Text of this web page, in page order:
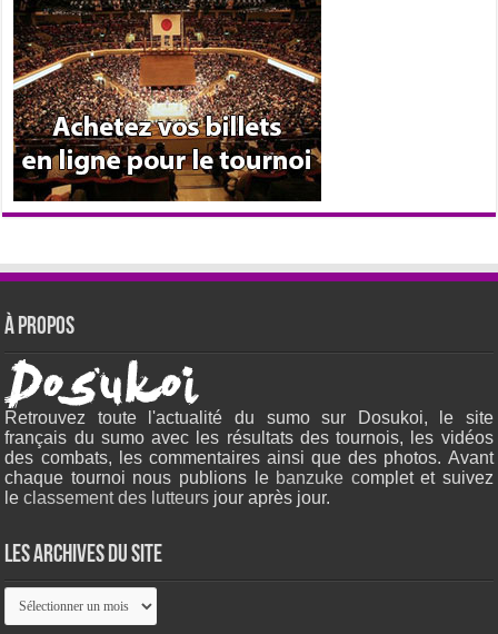
À propos
Retrouvez toute l'actualité du sumo sur Dosukoi, le site
français du sumo avec les résultats des tournois, les vidéos
des combats, les commentaires ainsi que des photos. Avant
chaque tournoi nous publions le banzuke complet et suivez
leclassement des lutteurs jour après jour.
Les archives du site
Les
archives